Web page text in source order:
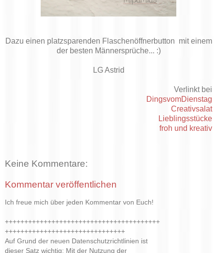
Dazu einen platzsparenden Flaschenöffnerbutton mit einem
der besten Männersprüche... :)
LG Astrid
Verlinkt bei
DingsvomDienstag
Creativsalat
Lieblingsstücke
froh und kreativ
Keine Kommentare:
Kommentar veröffentlichen
Ich freue mich über jeden Kommentar von Euch!
++++++++++++++++++++++++++++++++++++++++
+++++++++++++++++++++++++++++++
Auf Grund der neuen Datenschutzrichtlinien ist
dieser Satz wichtig: Mit der Nutzung der